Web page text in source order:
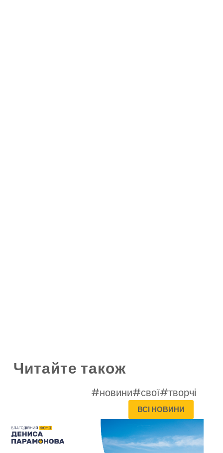
Читайте також
#новини#свої#творчі
ВСІ НОВИНИ